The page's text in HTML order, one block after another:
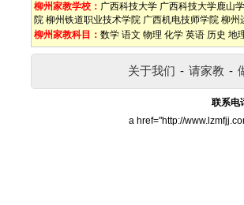
柳州家教学校： 广西科技大学 广西科技大学鹿山
院 柳州铁道职业技术学院 广西机电技师学院 柳州
柳州家教科目： 数学 语文 物理 化学 英语 历史 地
关于我们 - 请家教 -
联系电
a href="http://